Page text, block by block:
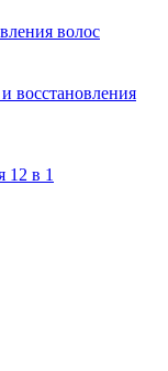
волос
восстановления
12 в 1